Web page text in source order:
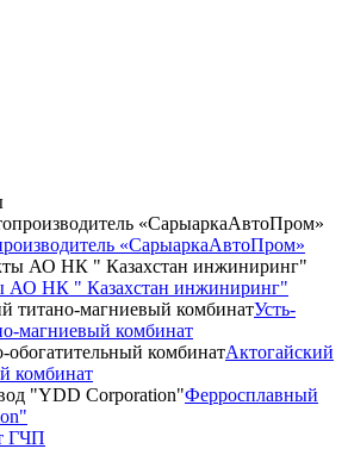
«СарыаркаАвтоПром»
АО НК " Казахстан инжиниринг"
Усть-
магниевый комбинат
Актогайский
комбинат
Ферросплавный
ГЧП